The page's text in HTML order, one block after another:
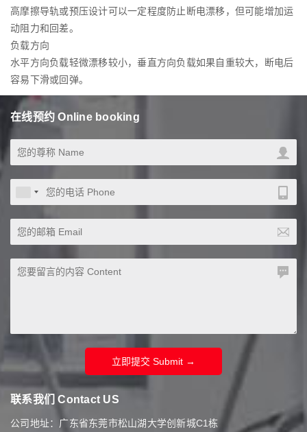
高摩擦导轨或预压设计可以一定程度防止断电漂移，但可能增加运
动阻力和回差。
负载方向
水平方向负载轻微漂移较小，垂直方向负载如果自重较大，断电后
容易下滑或回弹。
在线预约 Online booking
立即提交 Submit →
联系我们 Contact US
公司地址：广东省东莞市松山湖大学创新城C1栋